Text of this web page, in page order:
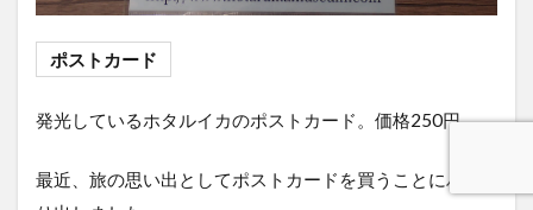
ポストカード
発光しているホタルイカのポストカード。価格250円
最近、旅の思い出としてポストカードを買うことにハマ